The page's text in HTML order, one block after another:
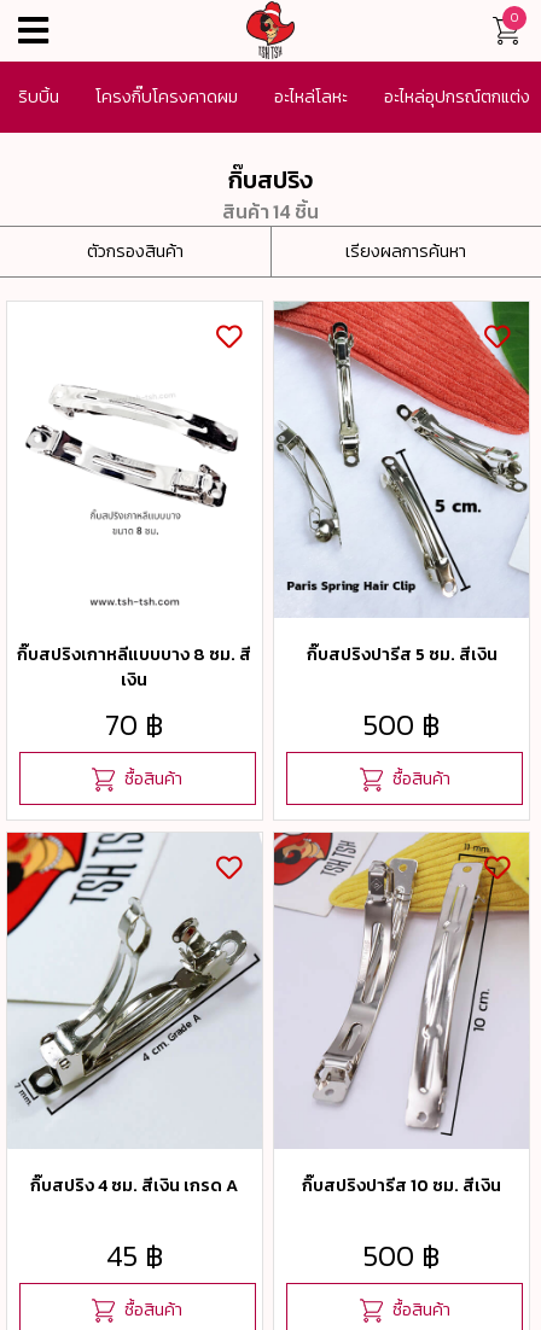
0
menu
ริบบิ้น โครงกิ๊บโครงคาดผม อะไหล่โลหะ อะไหล่อุปกรณ์ตกแต่ง
กิ๊บสปริง
สินค้า 14 ชิ้น
ตัวกรองสินค้า เรียงผลการค้นหา
กิ๊บสปริงเกาหลีแบบบาง 8 ซม. สี
เงิน
70 ฿
ซื้อสินค้า
กิ๊บสปริงปารีส 5 ซม. สีเงิน
500 ฿
ซื้อสินค้า
กิ๊บสปริง 4 ซม. สีเงิน เกรด A
45 ฿
ซื้อสินค้า
กิ๊บสปริงปารีส 10 ซม. สีเงิน
500 ฿
ซื้อสินค้า